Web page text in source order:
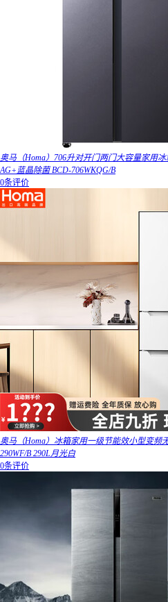
奥马（Homa）706升对开门两门大容量家用
AG+蓝晶除菌 BCD-706WKQG/B
0条评价
奥马（Homa）冰箱家用一级节能效小型变频
290WF/B 290L月光白
0条评价